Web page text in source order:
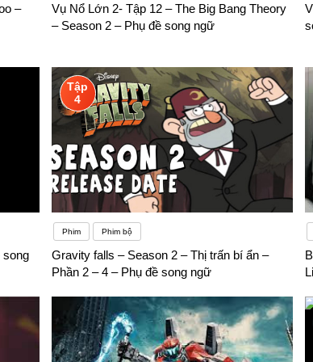
EnglishClub cung cấp các bài học, bài tập, và tài liệu học
pháp, và luyện nghe.“Hiện trong khung chương trình
–
Vụ Nổ Lớn 2- Tập 12 – The Big Bang Theory
– Season 2 – Phụ đề song ngữ
song
Tập
4
Phim Phim bộ
Gravity falls – Season 2 – Thị trấn bí ẩn –
Phần 2 – 4 – Phụ đề song ngữ